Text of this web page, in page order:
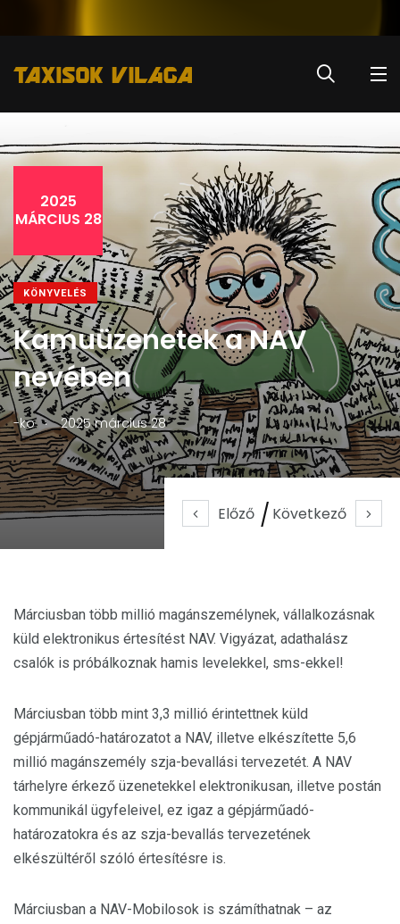
Előző Következő
2025
MÁRCIUS 28
KÖNYVELÉS
Kamuüzenetek a NAV
nevében
-ko . 2025 március 28
Márciusban több millió magánszemélynek, vállalkozásnak
küld elektronikus értesítést NAV. Vigyázat, adathalász
csalók is próbálkoznak hamis levelekkel, sms-ekkel!
Márciusban több mint 3,3 millió érintettnek küld
gépjárműadó-határozatot a NAV, illetve elkészítette 5,6
millió magánszemély szja-bevallási tervezetét. A NAV
tárhelyre érkező üzenetekkel elektronikusan, illetve postán
kommunikál ügyfeleivel, ez igaz a gépjárműadó-
határozatokra és az szja-bevallás tervezetének
elkészültéről szóló értesítésre is.
Márciusban a NAV-Mobilosok is számíthatnak – az